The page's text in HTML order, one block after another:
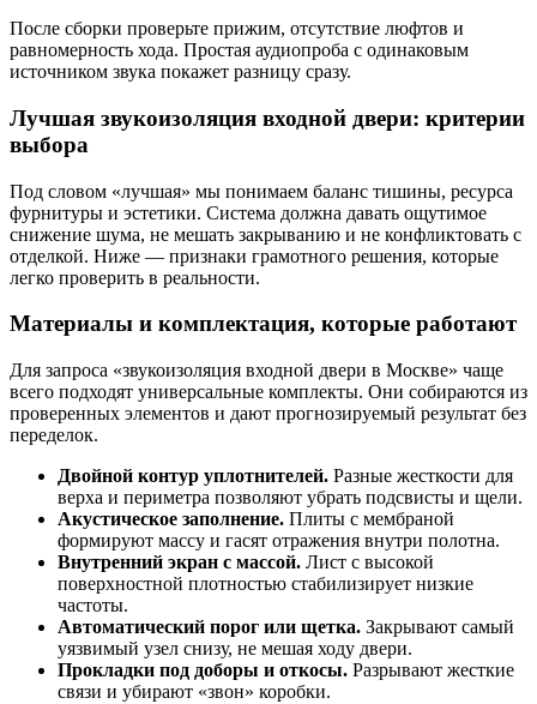
После сборки проверьте прижим, отсутствие люфтов и
равномерность хода. Простая аудиопроба с одинаковым
источником звука покажет разницу сразу.
Лучшая звукоизоляция входной двери: критерии
выбора
Под словом «лучшая» мы понимаем баланс тишины, ресурса
фурнитуры и эстетики. Система должна давать ощутимое
снижение шума, не мешать закрыванию и не конфликтовать с
отделкой. Ниже — признаки грамотного решения, которые
легко проверить в реальности.
Материалы и комплектация, которые работают
Для запроса «звукоизоляция входной двери в Москве» чаще
всего подходят универсальные комплекты. Они собираются из
проверенных элементов и дают прогнозируемый результат без
переделок.
Двойной контур уплотнителей. Разные жесткости для
верха и периметра позволяют убрать подсвисты и щели.
Акустическое заполнение. Плиты с мембраной
формируют массу и гасят отражения внутри полотна.
Внутренний экран с массой. Лист с высокой
поверхностной плотностью стабилизирует низкие
частоты.
Автоматический порог или щетка. Закрывают самый
уязвимый узел снизу, не мешая ходу двери.
Прокладки под доборы и откосы. Разрывают жесткие
связи и убирают «звон» коробки.